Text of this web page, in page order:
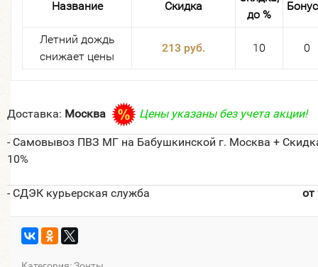
Название Скидка
до %
Летний дождь
снижает цены
213 руб. 10 0
Доставка: Москва Цены указаны без учета акции!
- Самовывоз ПВЗ МГ на Бабушкинской г. Москва +
10%
- СДЭК курьерская служба